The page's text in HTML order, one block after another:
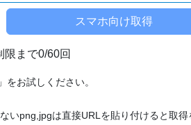
限まで0/60回
お試しください。
いpng,jpgは直接URLを貼り付けると取得